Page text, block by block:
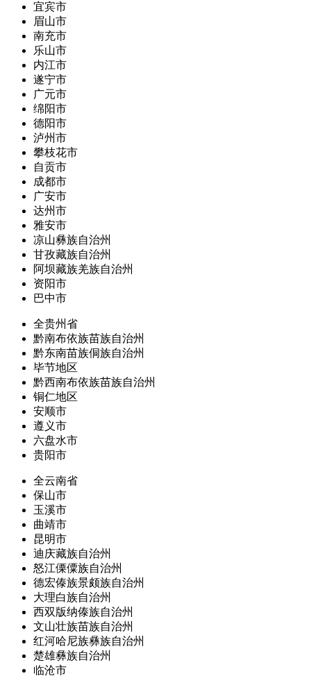
宜宾市
眉山市
南充市
乐山市
内江市
遂宁市
广元市
绵阳市
德阳市
泸州市
攀枝花市
自贡市
成都市
广安市
达州市
雅安市
凉山彝族自治州
甘孜藏族自治州
阿坝藏族羌族自治州
资阳市
巴中市
全贵州省
黔南布依族苗族自治州
黔东南苗族侗族自治州
毕节地区
黔西南布依族苗族自治州
铜仁地区
安顺市
遵义市
六盘水市
贵阳市
全云南省
保山市
玉溪市
曲靖市
昆明市
迪庆藏族自治州
怒江傈僳族自治州
德宏傣族景颇族自治州
大理白族自治州
西双版纳傣族自治州
文山壮族苗族自治州
红河哈尼族彝族自治州
楚雄彝族自治州
临沧市